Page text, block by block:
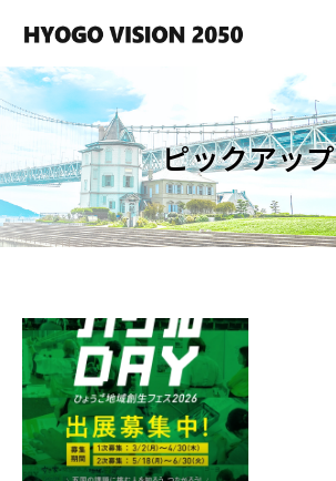
ピックアップ